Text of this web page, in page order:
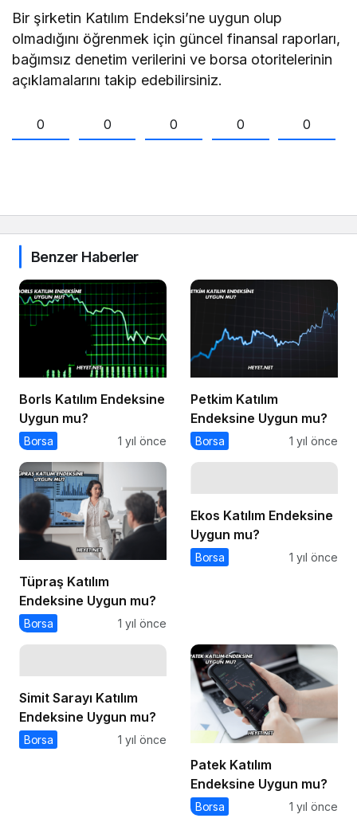
Bir şirketin Katılım Endeksi’ne uygun olup
olmadığını öğrenmek için güncel finansal raporları,
bağımsız denetim verilerini ve borsa otoritelerinin
açıklamalarını takip edebilirsiniz.
0 0 0 0 0
Benzer Haberler
Borls Katılım Endeksine
Uygun mu?
Borsa 1 yıl önce
Petkim Katılım
Endeksine Uygun mu?
Borsa 1 yıl önce
Tüpraş Katılım
Endeksine Uygun mu?
Borsa 1 yıl önce
Ekos Katılım Endeksine
Uygun mu?
Borsa 1 yıl önce
Simit Sarayı Katılım
Endeksine Uygun mu?
Borsa 1 yıl önce
Patek Katılım
Endeksine Uygun mu?
Borsa 1 yıl önce